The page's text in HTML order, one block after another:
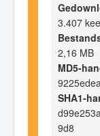
3.407
2,16 MB
MD5-
SHA1-
9d8